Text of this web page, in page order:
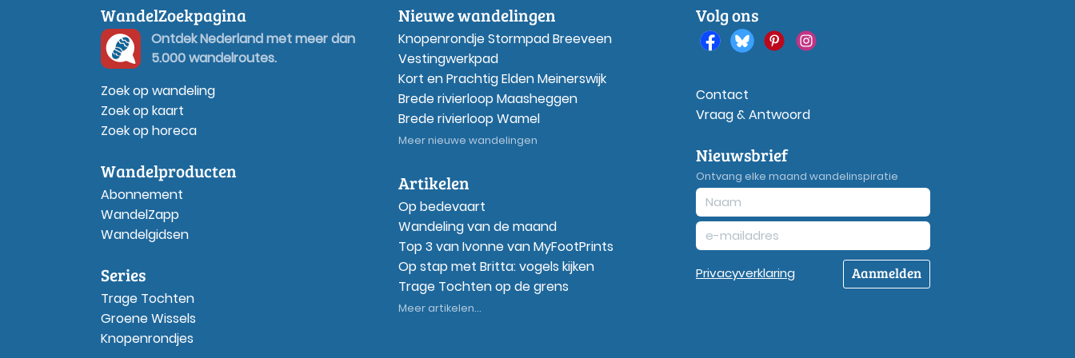
WandelZoekpagina
Ontdek Nederland met meer dan
5.000 wandelroutes.
Zoek op wandeling
Zoek op kaart
Zoek op horeca
Wandelproducten
Abonnement
WandelZapp
Wandelgidsen
Series
Trage Tochten
Groene Wissels
Knopenrondjes
Nieuwe wandelingen
Knopenrondje Stormpad Breeveen
Vestingwerkpad
Kort en Prachtig Elden Meinerswijk
Brede rivierloop Maasheggen
Brede rivierloop Wamel
Meer nieuwe wandelingen
Artikelen
Op bedevaart
Wandeling van de maand
Top 3 van Ivonne van MyFootPrints
Op stap met Britta: vogels kijken
Trage Tochten op de grens
Meer artikelen...
Volg ons
Contact
Vraag & Antwoord
Nieuwsbrief
Ontvang elke maand wandelinspiratie
Privacyverklaring Aanmelden